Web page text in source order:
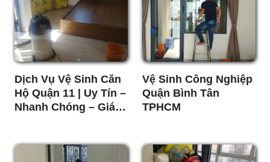
Dịch Vụ Vệ Sinh Căn
Hộ Quận 11 | Uy Tín –
Nhanh Chóng – Giá
Vệ Sinh Công Nghiệp
Quận Bình Tân
TPHCM